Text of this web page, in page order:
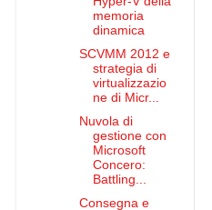
memoria
dinamica
SCVMM 2012 e
strategia di
virtualizzazio
ne di Micr...
Nuvola di
gestione con
Microsoft
Concero:
Battling...
Consegna e